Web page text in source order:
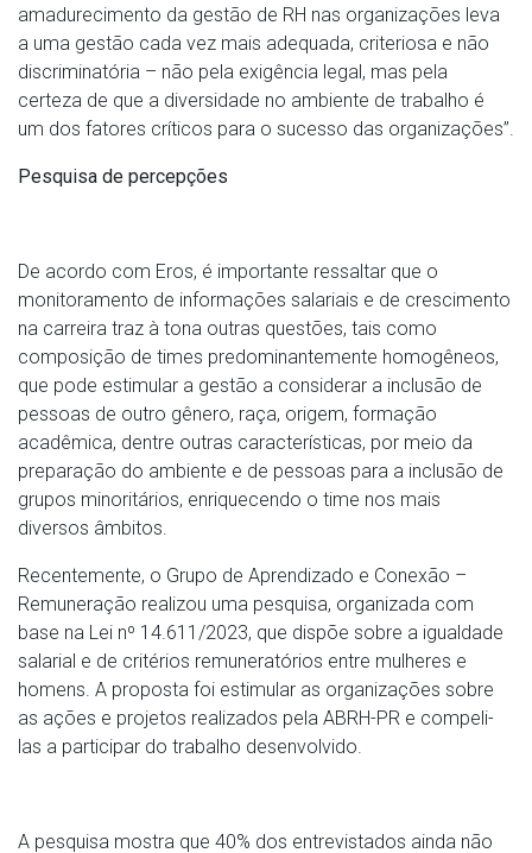
amadurecimento da gestão de RH nas organizações leva
a uma gestão cada vez mais adequada, criteriosa e não
discriminatória – não pela exigência legal, mas pela
certeza de que a diversidade no ambiente de trabalho é
um dos fatores críticos para o sucesso das organizações”.
Pesquisa de percepções
De acordo com Eros, é importante ressaltar que o
monitoramento de informações salariais e de crescimento
na carreira traz à tona outras questões, tais como
composição de times predominantemente homogêneos,
que pode estimular a gestão a considerar a inclusão de
pessoas de outro gênero, raça, origem, formação
acadêmica, dentre outras características, por meio da
preparação do ambiente e de pessoas para a inclusão de
grupos minoritários, enriquecendo o time nos mais
diversos âmbitos.
Recentemente, o Grupo de Aprendizado e Conexão –
Remuneração realizou uma pesquisa, organizada com
base na Lei nº 14.611/2023, que dispõe sobre a igualdade
salarial e de critérios remuneratórios entre mulheres e
homens. A proposta foi estimular as organizações sobre
as ações e projetos realizados pela ABRH-PR e compeli-
las a participar do trabalho desenvolvido.
A pesquisa mostra que 40% dos entrevistados ainda não